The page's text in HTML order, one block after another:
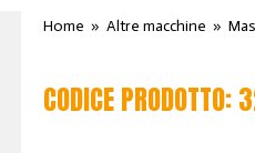
Home »Altre macchine »
CODICE PRODOTTO: